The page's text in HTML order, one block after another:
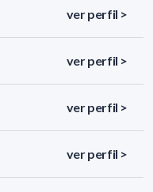
ver perfil >
ver perfil >
ver perfil >
ver perfil >